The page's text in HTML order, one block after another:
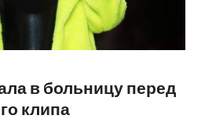
в больницу перед
клипа